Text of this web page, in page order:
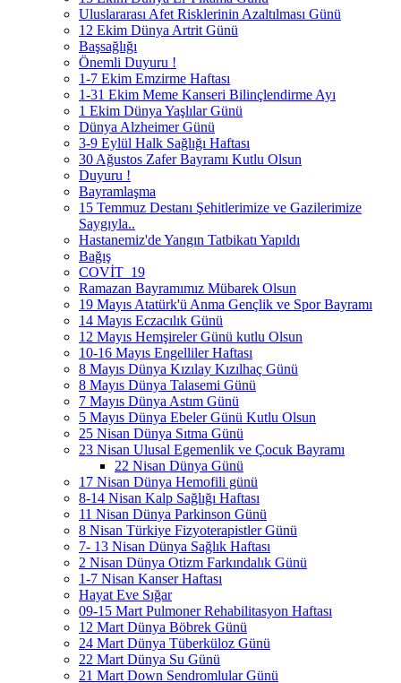
Uluslararası Afet Risklerinin Azaltılması Günü
12 Ekim Dünya Artrit Günü
Başsağlığı
Önemli Duyuru !
1-7 Ekim Emzirme Haftası
1-31 Ekim Meme Kanseri Bilinçlendirme Ayı
1 Ekim Dünya Yaşlılar Günü
Dünya Alzheimer Günü
3-9 Eylül Halk Sağlığı Haftası
30 Ağustos Zafer Bayramı Kutlu Olsun
Duyuru !
Bayramlaşma
15 Temmuz Destanı Şehitlerimize ve Gazilerimize
Saygıyla..
Hastanemiz'de Yangın Tatbikatı Yapıldı
Bağış
COVİT_19
Ramazan Bayramımız Mübarek Olsun
19 Mayıs Atatürk'ü Anma Gençlik ve Spor Bayramı
14 Mayıs Eczacılık Günü
12 Mayıs Hemşireler Günü kutlu Olsun
10-16 Mayıs Engelliler Haftası
8 Mayıs Dünya Kızılay Kızılhaç Günü
8 Mayıs Dünya Talasemi Günü
7 Mayıs Dünya Astım Günü
5 Mayıs Dünya Ebeler Günü Kutlu Olsun
25 Nisan Dünya Sıtma Günü
23 Nisan Ulusal Egemenlik ve Çocuk Bayramı
22 Nisan Dünya Günü
17 Nisan Dünya Hemofili günü
8-14 Nisan Kalp Sağlığı Haftası
11 Nisan Dünya Parkinson Günü
8 Nisan Türkiye Fizyoterapistler Günü
7- 13 Nisan Dünya Sağlık Haftası
2 Nisan Dünya Otizm Farkındalık Günü
1-7 Nisan Kanser Haftası
Hayat Eve Sığar
09-15 Mart Pulmoner Rehabilitasyon Haftası
12 Mart Dünya Böbrek Günü
24 Mart Dünya Tüberküloz Günü
22 Mart Dünya Su Günü
21 Mart Down Sendromlular Günü